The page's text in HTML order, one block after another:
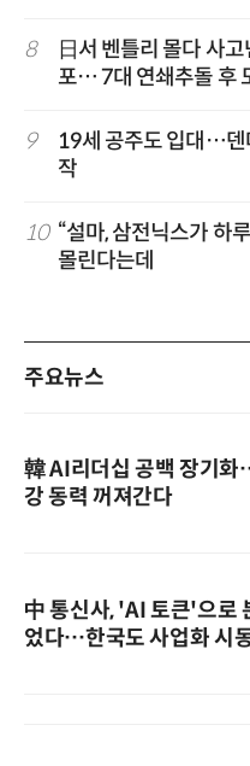
8
日서 벤틀리 몰다 사
포… 7대 연쇄추돌 후
9
19세 공주도 입대…덴
작
10 “설마, 삼전닉스가 하
몰린다는데
주요뉴스
韓 AI리더십 공백 장기
강 동력 꺼져간다
中 통신사, 'AI 토큰'으로
었다…한국도 사업화 시